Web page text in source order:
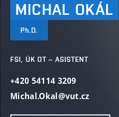
MICHAL OKÁL
Ph.D.
FSI, ÚK OT – ASISTENT
+420 54114 3209
Michal.Okal@vut.cz